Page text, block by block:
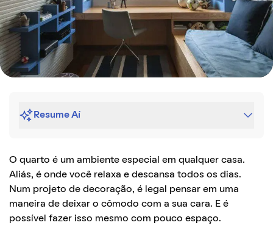
Resume Aí
O quarto é um ambiente especial em qualquer casa.
Aliás, é onde você relaxa e descansa todos os dias.
Num projeto de decoração, é legal pensar em uma
maneira de deixar o cômodo com a sua cara. E é
possível fazer isso mesmo com pouco espaço.